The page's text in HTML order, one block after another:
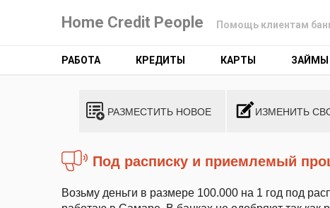
Home Credit People Помощь клиентам
РАБОТА КРЕДИТЫ КАРТЫ ЗАЙМЫ
РАЗМЕСТИТЬ НОВОЕ ИЗМЕНИТЬ
Под расписку и приемлемый
Возьму деньги в размере 100.000 на 1 год под